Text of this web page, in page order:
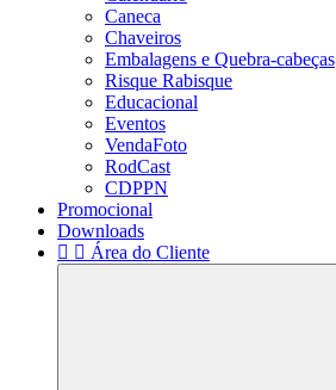
Caneca
Chaveiros
Embalagens e Quebra-cabeças
Risque Rabisque
Educacional
Eventos
VendaFoto
RodCast
CDPPN
Promocional
Downloads
Área do Cliente